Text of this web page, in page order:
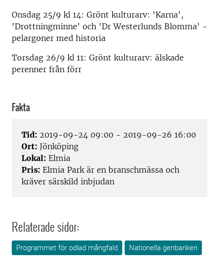
Onsdag 25/9 kl 14: Grönt kulturarv: 'Karna',
'Drottningminne' och 'Dr Westerlunds Blomma' -
pelargoner med historia
Torsdag 26/9 kl 11: Grönt kulturarv: älskade
perenner från förr
Fakta
Tid: 2019-09-24 09:00 - 2019-09-26 16:00
Ort: Jönköping
Lokal: Elmia
Pris: Elmia Park är en branschmässa och
kräver särskild inbjudan
Relaterade sidor:
Programmet för odlad mångfald Nationella genbanken